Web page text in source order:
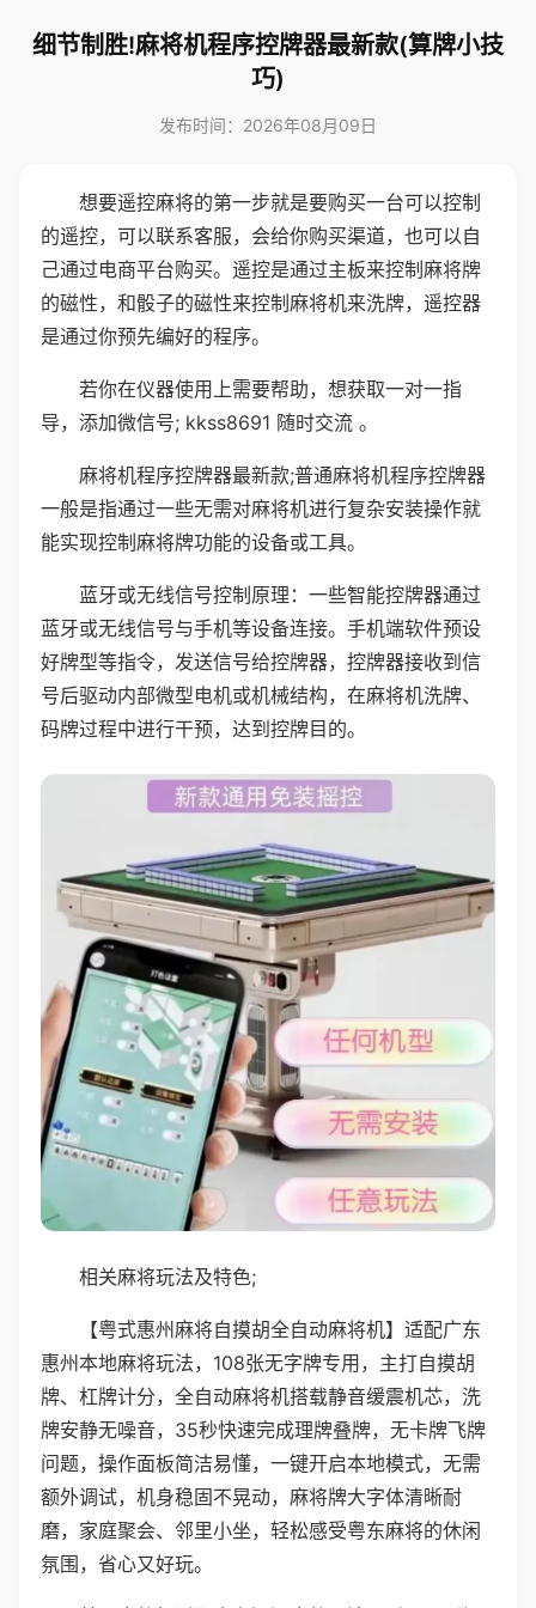
细节制胜!麻将机程序控牌器最新款(算牌小技
巧)
发布时间：2026年08月09日
想要遥控麻将的第一步就是要购买一台可以控制
的遥控，可以联系客服，会给你购买渠道，也可以自
己通过电商平台购买。遥控是通过主板来控制麻将牌
的磁性，和骰子的磁性来控制麻将机来洗牌，遥控器
是通过你预先编好的程序。
若你在仪器使用上需要帮助，想获取一对一指
导，添加微信号; kkss8691 随时交流 。
麻将机程序控牌器最新款;普通麻将机程序控牌器
一般是指通过一些无需对麻将机进行复杂安装操作就
能实现控制麻将牌功能的设备或工具。
蓝牙或无线信号控制原理：一些智能控牌器通过
蓝牙或无线信号与手机等设备连接。手机端软件预设
好牌型等指令，发送信号给控牌器，控牌器接收到信
号后驱动内部微型电机或机械结构，在麻将机洗牌、
码牌过程中进行干预，达到控牌目的。
相关麻将玩法及特色;
【粤式惠州麻将自摸胡全自动麻将机】适配广东
惠州本地麻将玩法，108张无字牌专用，主打自摸胡
牌、杠牌计分，全自动麻将机搭载静音缓震机芯，洗
牌安静无噪音，35秒快速完成理牌叠牌，无卡牌飞牌
问题，操作面板简洁易懂，一键开启本地模式，无需
额外调试，机身稳固不晃动，麻将牌大字体清晰耐
磨，家庭聚会、邻里小坐，轻松感受粤东麻将的休闲
氛围，省心又好玩。